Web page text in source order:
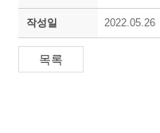
작성일 2022.05.26